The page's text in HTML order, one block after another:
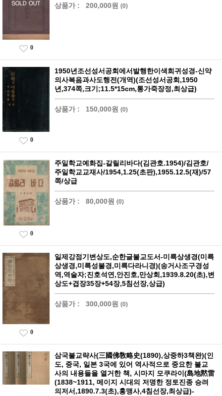
상품가 : 200,000원 (0)
0
1950년조선성서공회에서발행한이색희귀성경-신약
의사복음과사도행전(개역)(조선성서공회,1950
년,374쪽,크기;11.5*15cm,통가죽장정,최상급)
상품가 : 150,000원 (0)
0
주일학교예화집-갈릴리바다(김관호.1954)/김관호/
주일학교교재사/1954,1.25(초판),1955.12.5(재)/57
쪽/상급
상품가 : 80,000원 (0)
0
일제강점기변상도,순한글불교도서-미륵상생경(미륵
상생경,미륵성불경,미륵다라니경)(송거사조구경성
역,역술자;진호석연,안진호,만상회,1939.8.20(초),변
상도+겹장35장+54장,5침선장,상급)
상품가 : 300,000원 (0)
0
삼국불교략사(三國佛敎略史(1890),상중하3책완)(인
도, 중국, 일본 3국에 있어 역사적으로 중요한 불교
사의 내용들을 열거한 책, 시마지 모쿠라이(島地黙雷
(1838~1911, 메이지 시대의 저명한 정토진종 승려
의저서,1890.7.3(초),홍맹사,4침선장,최상급)-